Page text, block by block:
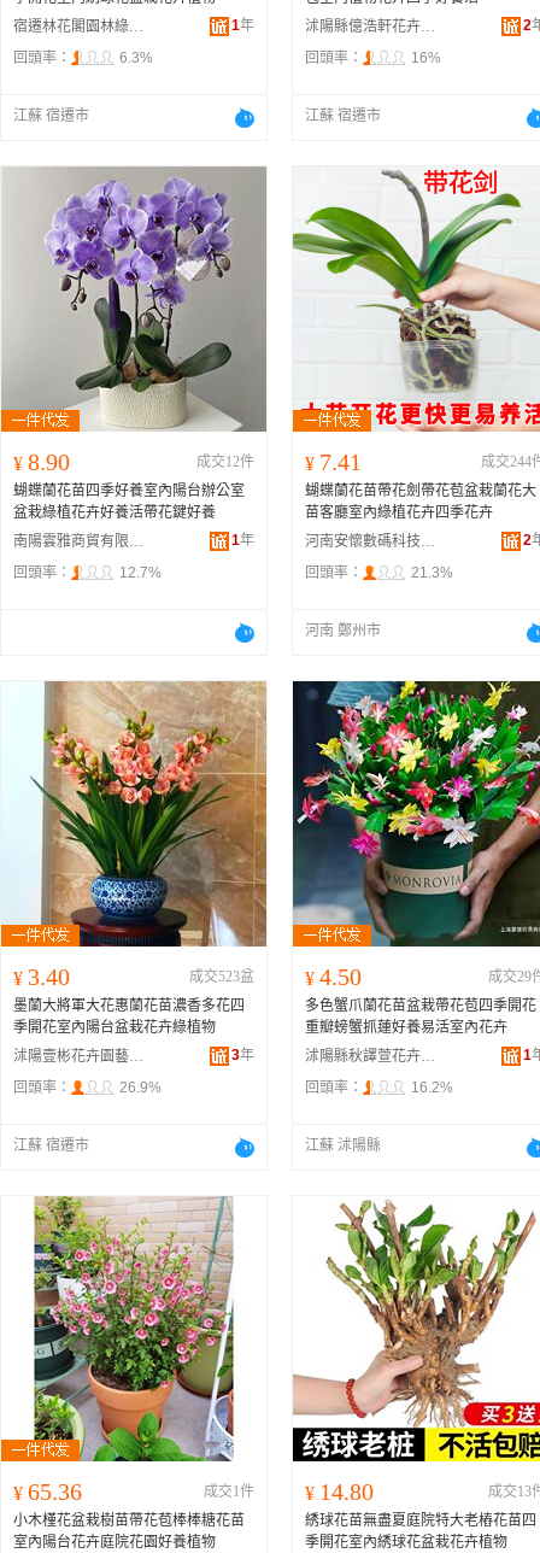
宿遷林花閣園林綠化有限公司
1年
回頭率：
6.3%
江蘇 宿遷市
沭陽縣億浩軒花卉經營部
2
回頭率：
16%
江蘇 宿遷市
¥ 8.90
成交12件
蝴蝶蘭花苗四季好養室內陽台辦公室
盆栽綠植花卉好養活帶花鍵好養
南陽雲雅商貿有限公司
1年
回頭率：
12.7%
¥ 7.41
成交244
蝴蝶蘭花苗帶花劍帶花苞盆栽蘭花大
苗客廳室內綠植花卉四季花卉
河南安懷數碼科技有限公司
2
回頭率：
21.3%
河南 鄭州市
¥ 3.40
成交523盆
墨蘭大將軍大花惠蘭花苗濃香多花四
季開花室內陽台盆栽花卉綠植物
沭陽壹彬花卉園藝經營部
3年
回頭率：
26.9%
江蘇 宿遷市
¥ 4.50
成交29
多色蟹爪蘭花苗盆栽帶花苞四季開花
重瓣螃蟹抓蓮好養易活室內花卉
沭陽縣秋譯萱花卉經營部
1
回頭率：
16.2%
江蘇 沭陽縣
¥ 65.36
成交1件
小木槿花盆栽樹苗帶花苞棒棒糖花苗
室內陽台花卉庭院花園好養植物
¥ 14.80
成交13
綉球花苗無盡夏庭院特大老樁花苗四
季開花室內綉球花盆栽花卉植物